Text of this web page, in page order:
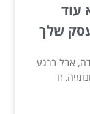
עוד
שלך
אבל ברגע
זו